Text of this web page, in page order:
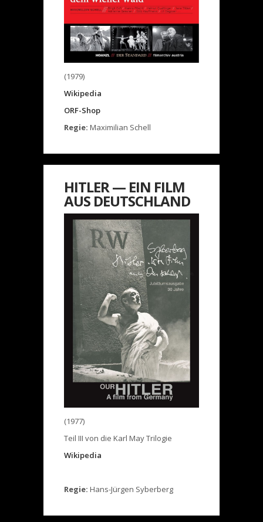
(1979)
Wikipedia
ORF-Shop
Regie: Maximilian Schell
HITLER — EIN FILM
AUS DEUTSCHLAND
(1977)
Teil III von die Karl May Trilogie
Wikipedia
Regie: Hans-Jürgen Syberberg